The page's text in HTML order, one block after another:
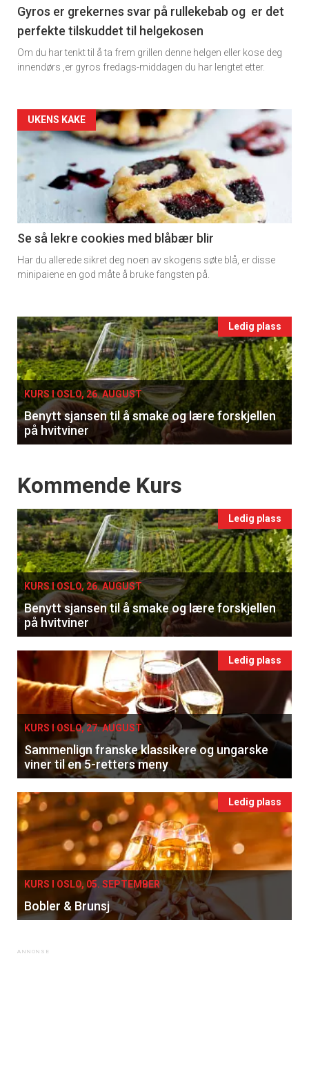
×
Apéritif
kan fritt velge hvilke du ønsker å få
tilsendt.
Registrer deg
11
Dagens
rett
Gyros er grekernes svar på rullekebab og er det
perfekte tilskuddet til helgekosen
Om du har tenkt til å ta frem grillen denne helgen eller kose deg
innendørs ,er gyros fredags-middagen du har lengtet etter.
Artikler
detail
-
section
11
Ukens
UKENS KAKE
Se så lekre cookies med blåbær blir
Har du allerede sikret deg noen av skogens søte blå, er disse
minipaiene en god måte å bruke fangsten på.
Events
single
Ledig plass
KURS I OSLO, 26. AUGUST
Benytt sjansen til å smake og lære forskjellen
på hvitviner
Events
Kommende Kurs
Ledig plass
KURS I OSLO, 26. AUGUST
Benytt sjansen til å smake og lære forskjellen
på hvitviner
Ledig plass
KURS I OSLO, 27. AUGUST
Sammenlign franske klassikere og ungarske
viner til en 5-retters meny
Ledig plass
KURS I OSLO, 05. SEPTEMBER
Bobler & Brunsj